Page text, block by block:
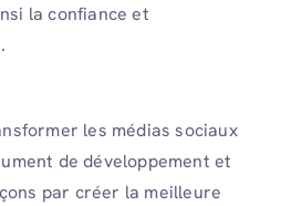
la confiance et
les médias sociaux
de développement et
par créer la meilleure